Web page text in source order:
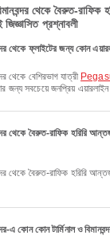
থেকে বৈরুত-রাফিক
প্রশ্নাবলী
থেকে ফ্লাইটের জন্য কোন
থেকে বেশিরভাগ যাত্রী
জন্য সবচেয়ে জনপ্রিয়
থেকে বৈরুত-রাফিক হরিরি
এ কোন কোন টার্মিনাল ও